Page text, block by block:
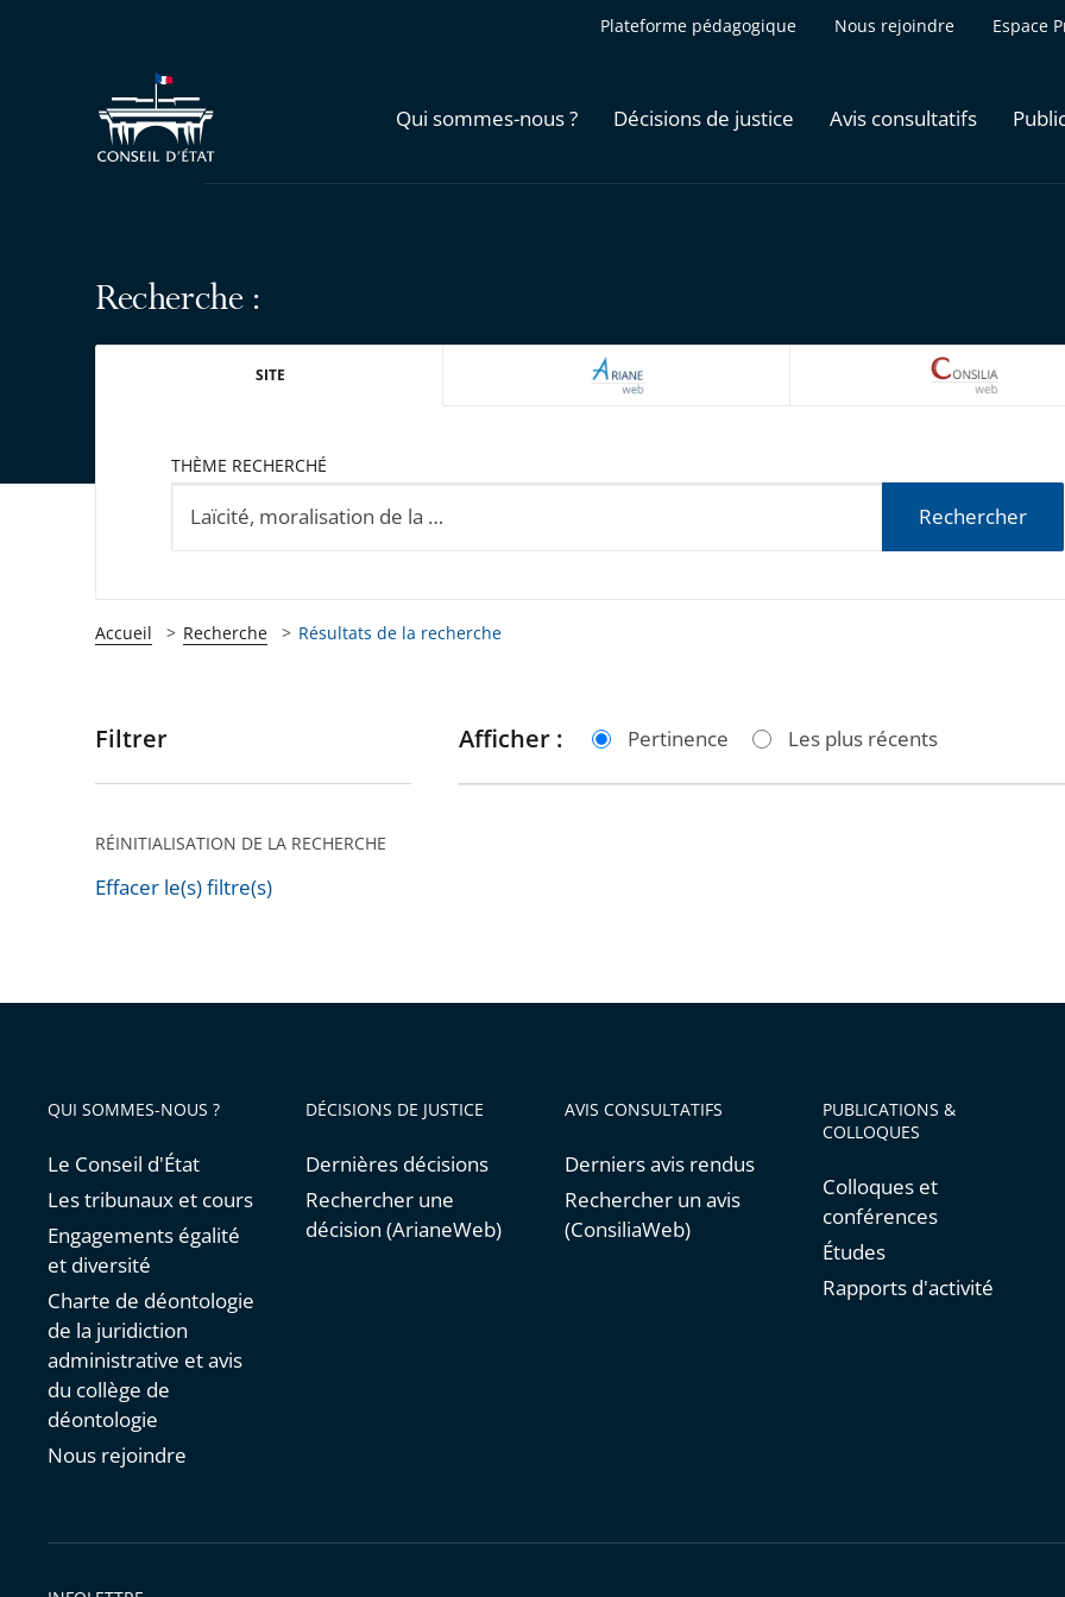
Plateforme pédagogique Nous rejoindre Espace
Qui sommes-nous ? Décisions de justice Avis consultatifs
Recherche :
SITE ARIANEWEB
THÈME RECHERCHÉ
Rechercher
Accueil Recherche Résultats de la recherche
Passer
pour
après
Filtrer
RÉINITIALISATION DE LA RECHERCHE
Effacer le(s) filtre(s)
Afficher : Pertinence Les plus récents
QUI SOMMES-NOUS ?
Le Conseil d'État
Les tribunaux et cours
Engagements égalité
et diversité
Charte de déontologie
de la juridiction
administrative et avis
du collège de
déontologie
Nous rejoindre
DÉCISIONS DE JUSTICE
Dernières décisions
Rechercher une
décision (ArianeWeb)
AVIS CONSULTATIFS
Derniers avis rendus
Rechercher un avis
(ConsiliaWeb)
PUBLICATIONS &
COLLOQUES
Colloques et
conférences
Études
Rapports d'activité